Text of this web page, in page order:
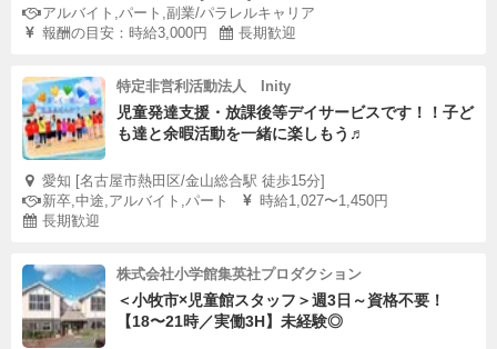
アルバイト,パート,副業/パラレルキャリア
報酬の目安：時給3,000円
長期歓迎
特定非営利活動法人 Inity
児童発達支援・放課後等デイサービスです！！子ど
も達と余暇活動を一緒に楽しもう♬
愛知 [名古屋市熱田区/金山総合駅 徒歩15分]
新卒,中途,アルバイト,パート
時給1,027〜1,450円
長期歓迎
株式会社小学館集英社プロダクション
＜小牧市×児童館スタッフ＞週3日～資格不要！
【18〜21時／実働3H】未経験◎